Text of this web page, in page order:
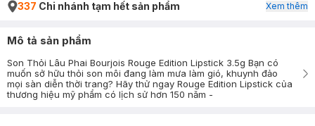
337 Chi nhánh tạm hết sản phẩm Xem thêm
Mô tả sản phẩm
Son Thỏi Lâu Phai Bourjois Rouge Edition Lipstick 3.5g Bạn có
muốn sở hữu thỏi son môi đang làm mưa làm gió, khuynh đảo
mọi sàn diễn thời trang? Hãy thử ngay Rouge Edition Lipstick của
thương hiệu mỹ phẩm có lịch sử hơn 150 năm -